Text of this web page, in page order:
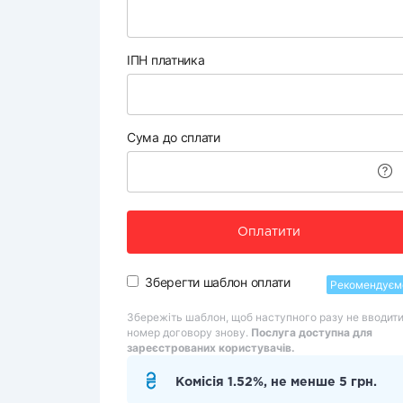
ІПН платника
Сума до сплати
Оплатити
Зберегти шаблон оплати
Збережіть шаблон, щоб наступного разу не вводити
номер договору знову. Послуга доступна для
зареєстрованих користувачів.
Комісія 1.52%, не менше 5 грн.